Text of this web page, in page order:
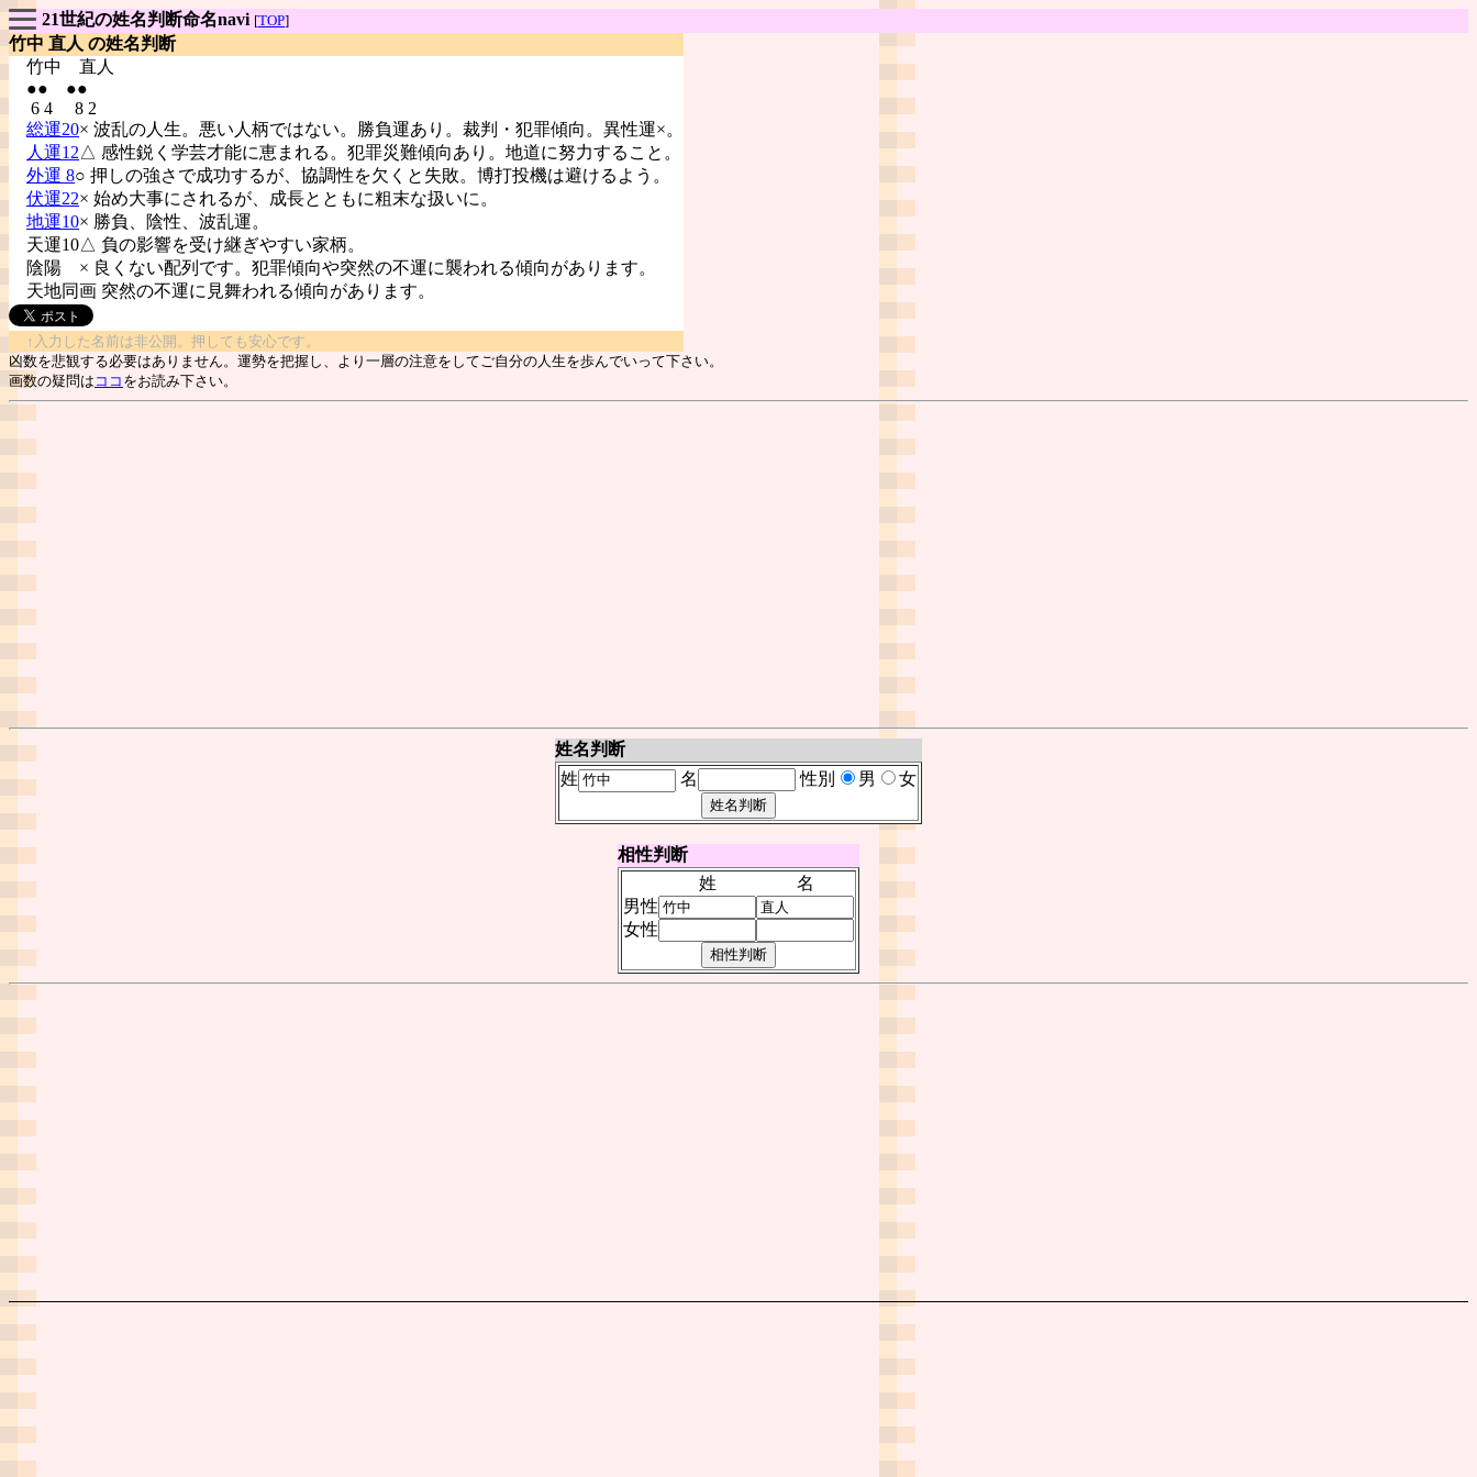
21世紀の姓名判断命名navi [TOP]
竹中 直人 の姓名判断
竹中 直人
●● ●●
6 4 8 2
総運20× 波乱の人生。悪い人柄ではない。勝負運あり。裁判・犯罪傾向。異性運×。
人運12△ 感性鋭く学芸才能に恵まれる。犯罪災難傾向あり。地道に努力すること。
外運 8○ 押しの強さで成功するが、協調性を欠くと失敗。博打投機は避けるよう。
伏運22× 始め大事にされるが、成長とともに粗末な扱いに。
地運10× 勝負、陰性、波乱運。
天運10△ 負の影響を受け継ぎやすい家柄。
陰陽 × 良くない配列です。犯罪傾向や突然の不運に襲われる傾向があります。
天地同画 突然の不運に見舞われる傾向があります。
↑入力した名前は非公開。押しても安心です。
凶数を悲観する必要はありません。運勢を把握し、より一層の注意をしてご自分の人生を歩んでいって下さい。
画数の疑問は ココ をお読み下さい。
姓名判断
姓
名 性別 男 女
相性判断
姓
名
男性
女性